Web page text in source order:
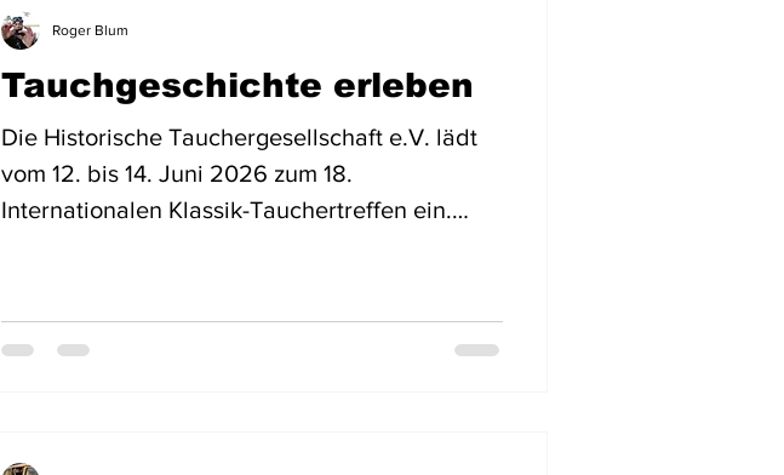
gemeinsames Erleben miteinander verband.
Sogar aus der Schweiz und aus Tschechien
waren Gäste angereist.
Tauchgeschichte erleben
Die Historische Tauchergesellschaft e.V. lädt
vom 12. bis 14. Juni 2026 zum 18.
Internationalen Klassik-Tauchertreffen ein.
Roger Blum